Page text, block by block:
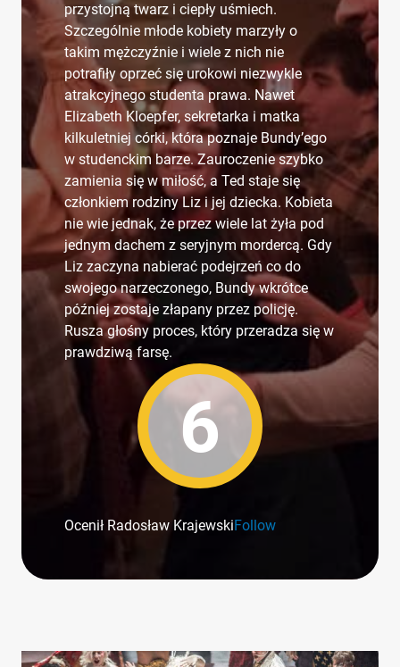
przystojną twarz i ciepły uśmiech.
Szczególnie młode kobiety marzyły o
takim mężczyźnie i wiele z nich nie
potrafiły oprzeć się urokowi niezwykle
atrakcyjnego studenta prawa. Nawet
Elizabeth Kloepfer, sekretarka i matka
kilkuletniej córki, która poznaje Bundy’ego
w studenckim barze. Zauroczenie szybko
zamienia się w miłość, a Ted staje się
członkiem rodziny Liz i jej dziecka. Kobieta
nie wie jednak, że przez wiele lat żyła pod
jednym dachem z seryjnym mordercą. Gdy
Liz zaczyna nabierać podejrzeń co do
swojego narzeczonego, Bundy wkrótce
później zostaje złapany przez policję.
Rusza głośny proces, który przeradza się w
prawdziwą farsę.
6
Ocenił Radosław KrajewskiFollow